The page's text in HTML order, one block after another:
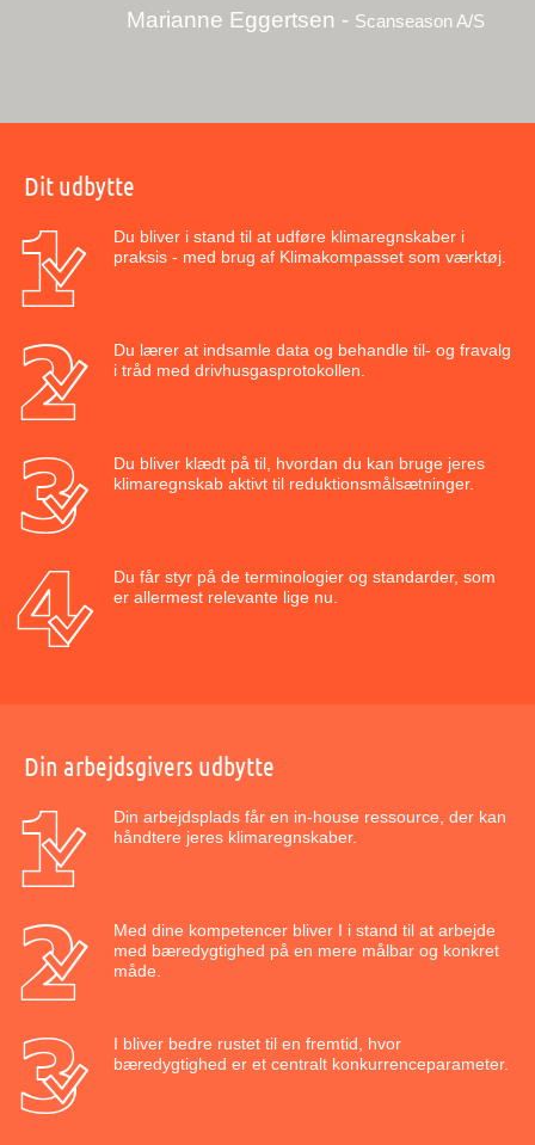
Marianne Eggertsen - Scanseason A/S
Dit udbytte
Du bliver i stand til at udføre klimaregnskaber i
praksis - med brug af Klimakompasset som værktøj.
Du lærer at indsamle data og behandle til- og fravalg
i tråd med drivhusgasprotokollen.
Du bliver klædt på til, hvordan du kan bruge jeres
klimaregnskab aktivt til reduktionsmålsætninger.
Du får styr på de terminologier og standarder, som
er allermest relevante lige nu.
Din arbejdsgivers udbytte
Din arbejdsplads får en in-house ressource, der kan
håndtere jeres klimaregnskaber.
Med dine kompetencer bliver I i stand til at arbejde
med bæredygtighed på en mere målbar og konkret
måde.
I bliver bedre rustet til en fremtid, hvor
bæredygtighed er et centralt konkurrenceparameter.